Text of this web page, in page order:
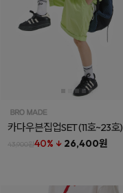
카다우븐집업SET(11호~23호)
43,900원40% ↓ 26,400원